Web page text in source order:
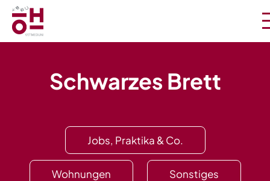
Schwarzes Brett
Jobs, Praktika & Co.
Wohnungen Sonstiges